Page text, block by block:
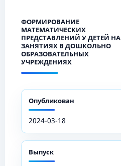
ФОРМИРОВАНИЕ
МАТЕМАТИЧЕСКИХ
ПРЕДСТАВЛЕНИЙ У ДЕТЕЙ НА
ЗАНЯТИЯХ В ДОШКОЛЬНО
ОБРАЗОВАТЕЛЬНЫХ
УЧРЕЖДЕНИЯХ
Опубликован
2024-03-18
Выпуск